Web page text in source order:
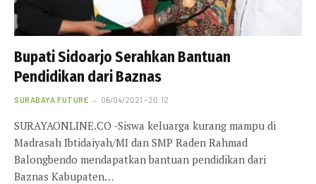
Bupati Sidoarjo Serahkan Bantuan
Pendidikan dari Baznas
SURABAYA FUTURE 06/04/2021 - 20:12
SURAYAONLINE.CO -Siswa keluarga kurang mampu di
Madrasah Ibtidaiyah/MI dan SMP Raden Rahmad
Balongbendo mendapatkan bantuan pendidikan dari
Baznas Kabupaten…